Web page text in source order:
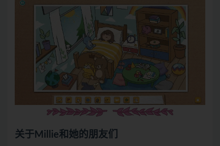
关于Millie和她的朋友们